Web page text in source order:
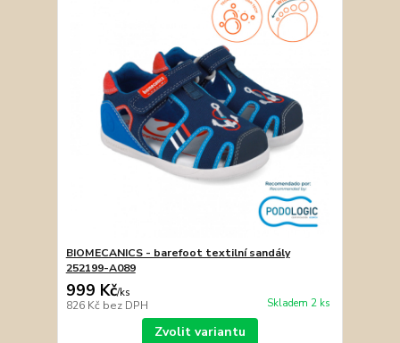
BIOMECANICS - barefoot textilní sandály
252199-A089
999 Kč/ks
826 Kč bez DPH Skladem 2 ks
Zvolit variantu